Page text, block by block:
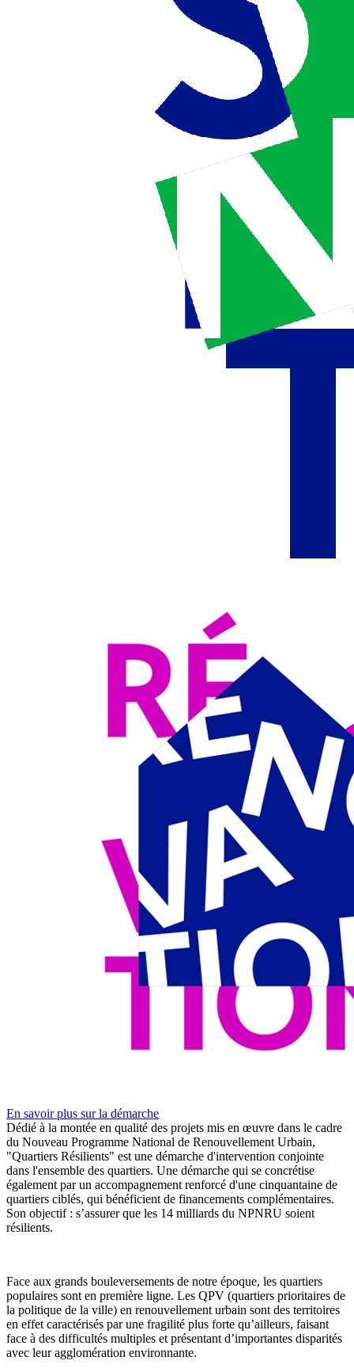
En savoir plus sur la démarche
Dédié à la montée en qualité des projets mis en œuvre dans le cadre
du Nouveau Programme National de Renouvellement Urbain,
"Quartiers Résilients" est une démarche d'intervention conjointe
dans l'ensemble des quartiers. Une démarche qui se concrétise
également par un accompagnement renforcé d'une cinquantaine de
quartiers ciblés, qui bénéficient de financements complémentaires.
Son objectif : s’assurer que les 14 milliards du NPNRU soient
résilients.
Face aux grands bouleversements de notre époque, les quartiers
populaires sont en première ligne. Les QPV (quartiers prioritaires de
la politique de la ville) en renouvellement urbain sont des territoires
en effet caractérisés par une fragilité plus forte qu’ailleurs, faisant
face à des difficultés multiples et présentant d’importantes disparités
avec leur agglomération environnante.